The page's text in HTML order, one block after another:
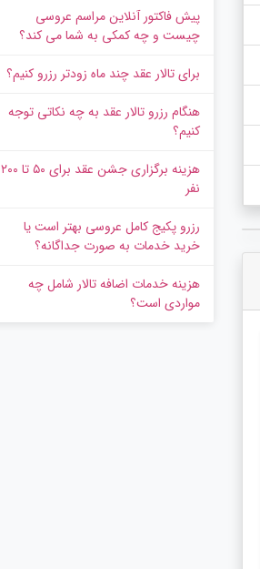
پیش‌ فاکتور آنلاین مراسم عروسی
چیست و چه کمکی به شما می کند؟
برای تالار عقد چند ماه زودتر رزرو کنیم؟
هنگام رزرو تالار عقد به چه نکاتی توجه
کنیم؟
هزینه برگزاری جشن عقد برای ۵۰ تا ۲۰۰
نفر
رزرو پکیج کامل عروسی بهتر است یا
خرید خدمات به‌ صورت جداگانه؟
هزینه خدمات اضافه تالار شامل چه
مواردی است؟